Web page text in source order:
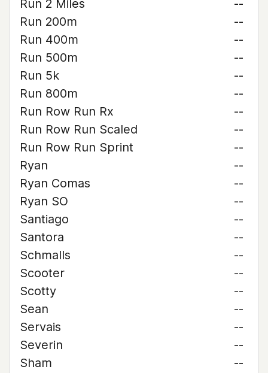
Run 2 Miles
--
Run 200m
--
Run 400m
--
Run 500m
--
Run 5k
--
Run 800m
--
Run Row Run Rx
--
Run Row Run Scaled
--
Run Row Run Sprint
--
Ryan
--
Ryan Comas
--
Ryan SO
--
Santiago
--
Santora
--
Schmalls
--
Scooter
--
Scotty
--
Sean
--
Servais
--
Severin
--
Sham
--